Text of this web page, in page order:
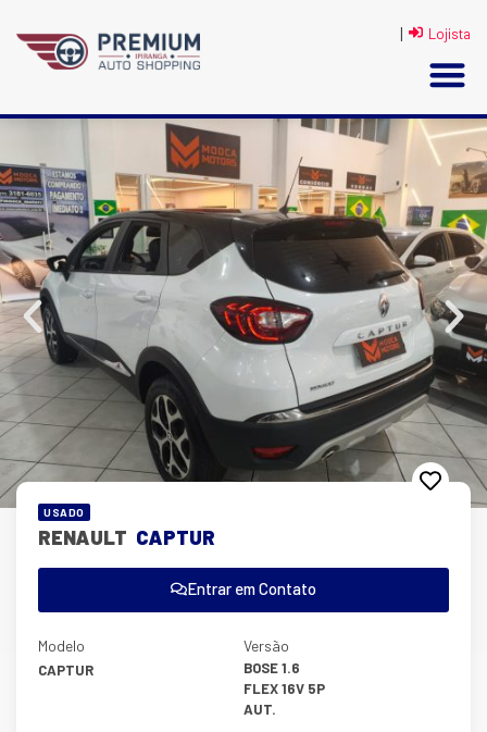
| Lojista
USADO
RENAULT CAPTUR
Entrar em Contato
Modelo
CAPTUR
Versão
BOSE 1.6
FLEX 16V 5P
AUT.